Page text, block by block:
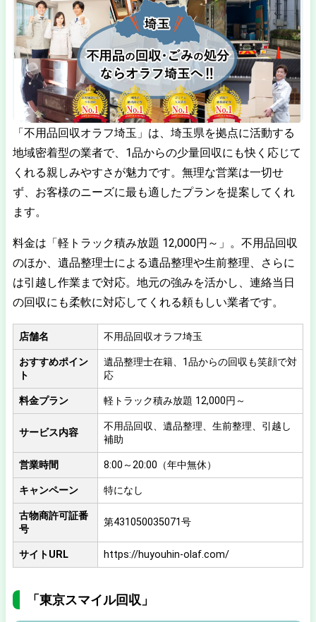
「不用品回収オラフ埼玉」は、埼玉県を拠点に活動する
地域密着型の業者で、1品からの少量回収にも快く応じて
くれる親しみやすさが魅力です。無理な営業は一切せ
ず、お客様のニーズに最も適したプランを提案してくれ
ます。
料金は「軽トラック積み放題 12,000円～」。不用品回収
のほか、遺品整理士による遺品整理や生前整理、さらに
は引越し作業まで対応。地元の強みを活かし、連絡当日
の回収にも柔軟に対応してくれる頼もしい業者です。
店舗名 不用品回収オラフ埼玉
おすすめポイン
ト
遺品整理士在籍、1品からの回収も笑顔で対
応
料金プラン 軽トラック積み放題 12,000円～
サービス内容
不用品回収、遺品整理、生前整理、引越し
補助
営業時間 8:00～20:00（年中無休）
キャンペーン 特になし
古物商許可証番
号
第431050035071号
サイトURL https://huyouhin-olaf.com/
「東京スマイル回収」